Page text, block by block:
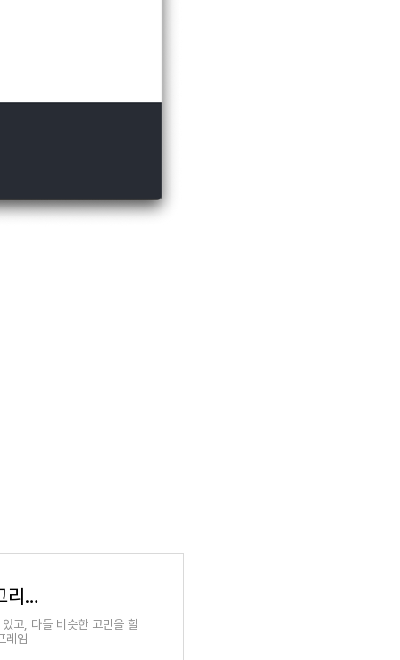
리디북스 개발팀 사례로 보는 리액트 네이티브, 그리고 플러터
고, 다들 비슷한 고민을 할
레임